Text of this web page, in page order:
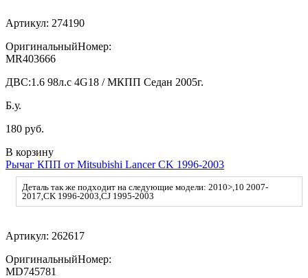
Артикул: 274190
ОригинальныйНомер:
MR403666
ДВС:1.6 98л.с 4G18 / МКПП Седан 2005г.
Б.у.
180 руб.
В корзину
Рычаг КПП от Mitsubishi Lancer CK 1996-2003
Деталь так же подходит на следующие модели: 2010>,10 2007-
2017,CK 1996-2003,CJ 1995-2003
Артикул: 262617
ОригинальныйНомер:
MD745781